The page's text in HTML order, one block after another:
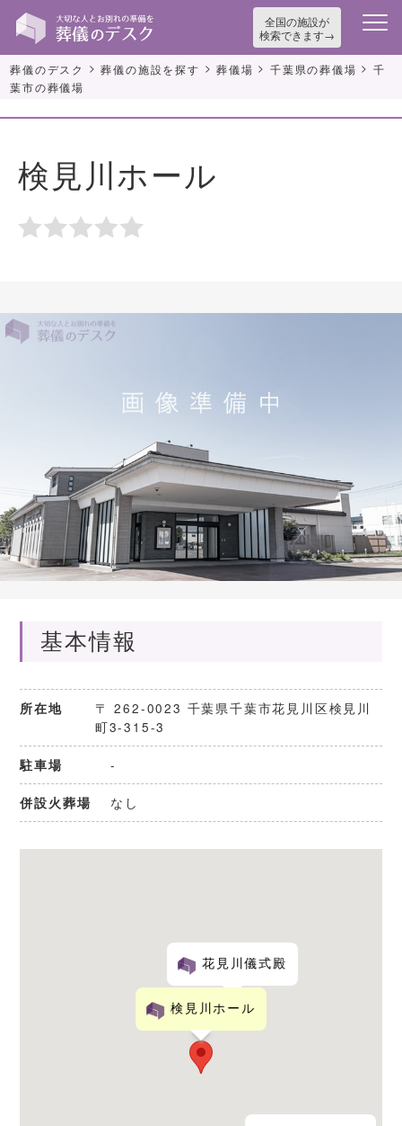
全国の施設が
検索できます
葬儀のデスク >葬儀の施設を探す >葬儀場 >千葉県の葬儀場 >千
葉市の葬儀場
検見川ホール
基本情報
所在地
〒 262-0023 千葉県千葉市花見川区検見川
町3-315-3
駐車場 -
併設火葬場 なし
花見川儀式殿
検見川ホール